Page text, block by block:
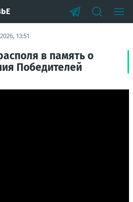
13:51
в память о
Победителей